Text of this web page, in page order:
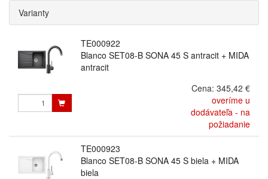
Varianty
TE000922
Blanco SET08-B SONA 45 S antracit + MIDA
antracit
Cena: 345,42 €
overíme u
dodávateľa - na
požiadanie
TE000923
Blanco SET08-B SONA 45 S biela + MIDA
biela